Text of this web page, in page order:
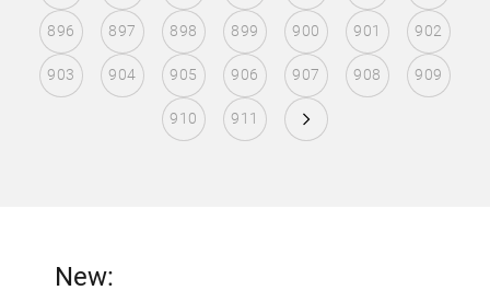
896 897 898 899 900 901 902
903 904 905 906 907 908 909
910 911
New: